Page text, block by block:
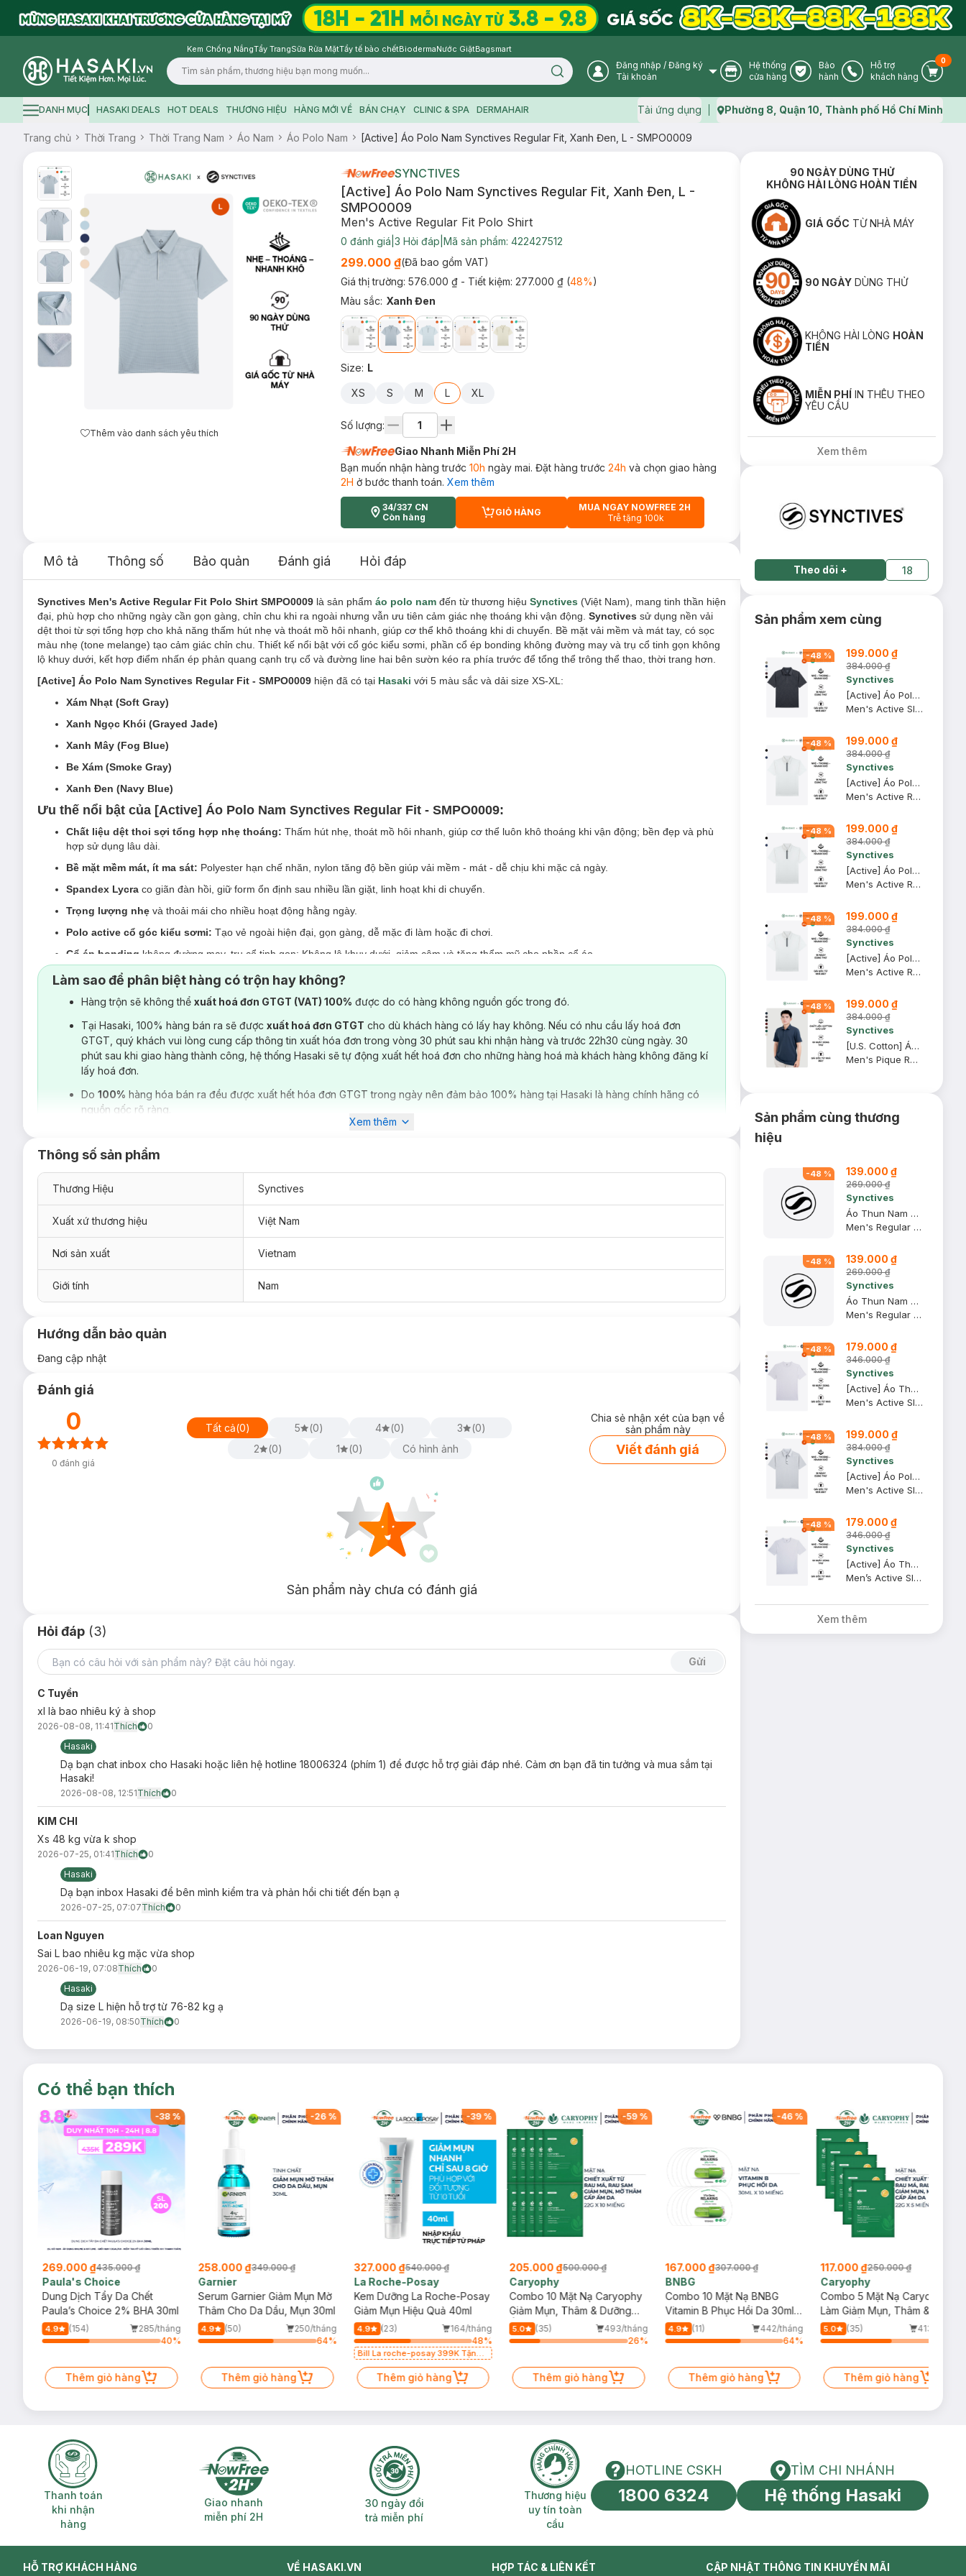
Kem Chống NắngTẩy TrangSữa Rửa MặtTẩy tế bào chếtBiodermaNước GiặtBagsmart
Logo
Search icon User Icon
Đăng nhập / Đăng ký
Tài khoản
Store Icon
Hệ thống
cửa hàng
Warranty Icon
Bảo
hành
Phone Icon
Hỗ trợ
khách hàng
Cart
0
Hamburger icon
DANH MỤC HASAKI DEALS HOT DEALS THƯƠNG HIỆU HÀNG MỚI VỀ BÁN CHẠY CLINIC & SPA DERMAHAIR Tải ứng dụng Map icon
Phường 8, Quận 10, Thành phố Hồ Chí Minh
Trang chủ Thời Trang Thời Trang Nam Áo Nam Áo Polo Nam [Active] Áo Polo Nam Synctives Regular Fit, Xanh Đen, L - SMPO0009
Thêm vào danh sách yêu thích
SYNCTIVES
[Active] Áo Polo Nam Synctives Regular Fit, Xanh Đen, L -
SMPO0009
Men's Active Regular Fit Polo Shirt
0 đánh giá 3 Hỏi đáp Mã sản phẩm: 422427512
299.000 ₫(Đã bao gồm VAT)
Giá thị trường: 576.000 ₫ - Tiết kiệm: 277.000 ₫(48%)
Màu sắc: Xanh Đen
Size: L
XS S M L XL
Số lượng:
Giao Nhanh Miễn Phí 2H
Bạn muốn nhận hàng trước 10h ngày mai. Đặt hàng trước 24h và chọn giao hàng
2H ở bước thanh toán. Xem thêm
34/337 CN
Còn hàng
CART PLUS ICON
GIỎ HÀNG
MUA NGAY NOWFREE 2H
Trễ tặng 100k
Mô tả Thông số Bảo quản Đánh giá Hỏi đáp
Synctives Men's Active Regular Fit Polo Shirt SMPO0009 là sản phẩm áo polo nam đến từ thương hiệu Synctives (Việt Nam), mang tinh thần hiện
đại, phù hợp cho những ngày cần gọn gàng, chỉn chu khi ra ngoài nhưng vẫn ưu tiên cảm giác nhẹ thoáng khi vận động. Synctives sử dụng nền vải
dệt thoi từ sợi tổng hợp cho khả năng thấm hút nhẹ và thoát mồ hôi nhanh, giúp cơ thể khô thoáng khi di chuyển. Bề mặt vải mềm và mát tay, có sọc
màu nhẹ (tone melange) tạo cảm giác chỉn chu. Thiết kế nổi bật với cổ góc kiểu sơmi, phần cổ ép bonding không đường may và trụ cổ tinh gọn không
lộ khuy dưới, kết hợp điểm nhấn ép phản quang cạnh trụ cổ và đường line hai bên sườn kéo ra phía trước để tổng thể trông thể thao, thời trang hơn.
[Active] Áo Polo Nam Synctives Regular Fit - SMPO0009 hiện đã có tại Hasaki với 5 màu sắc và dải size XS-XL:
Xám Nhạt (Soft Gray)
Xanh Ngọc Khói (Grayed Jade)
Xanh Mây (Fog Blue)
Be Xám (Smoke Gray)
Xanh Đen (Navy Blue)
Ưu thế nổi bật của [Active] Áo Polo Nam Synctives Regular Fit - SMPO0009:
Chất liệu dệt thoi sợi tổng hợp nhẹ thoáng: Thấm hút nhẹ, thoát mồ hôi nhanh, giúp cơ thể luôn khô thoáng khi vận động; bền đẹp và phù
hợp sử dụng lâu dài.
Bề mặt mềm mát, ít ma sát: Polyester hạn chế nhăn, nylon tăng độ bền giúp vải mềm - mát - dễ chịu khi mặc cả ngày.
Spandex Lycra co giãn đàn hồi, giữ form ổn định sau nhiều lần giặt, linh hoạt khi di chuyển.
Trọng lượng nhẹ và thoải mái cho nhiều hoạt động hằng ngày.
Polo active cổ góc kiểu sơmi: Tạo vẻ ngoài hiện đại, gọn gàng, dễ mặc đi làm hoặc đi chơi.
Cổ ép bonding không đường may, trụ cổ tinh gọn: Không lộ khuy dưới, giảm cộm và tăng thẩm mỹ cho phần cổ áo.
Điểm nhấn ép phản quang cạnh trụ cổ:Tăng tính thẩm mỹ và nhận diện hơn khi di chuyển trong điều kiện ánh sáng yếu.
Đường line hai bên sườn kéo ra phía trước:Tạo hiệu ứng thân áo gọn hơn, mang cảm giác sporty thời trang.
Làm sao để phân biệt hàng có trộn hay không?
Hàng trộn sẽ không thể xuất hoá đơn GTGT (VAT) 100% được do có hàng không nguồn gốc trong đó.
Tại Hasaki, 100% hàng bán ra sẽ được xuất hoá đơn GTGT cho dù khách hàng có lấy hay không. Nếu có nhu cầu lấy hoá đơn
GTGT, quý khách vui lòng cung cấp thông tin xuất hóa đơn trong vòng 30 phút sau khi nhận hàng và trước 22h30 cùng ngày. 30
phút sau khi giao hàng thành công, hệ thống Hasaki sẽ tự động xuất hết hoá đơn cho những hàng hoá mà khách hàng không đăng kí
lấy hoá đơn.
Do 100% hàng hóa bán ra đều được xuất hết hóa đơn GTGT trong ngày nên đảm bảo 100% hàng tại Hasaki là hàng chính hãng có
nguồn gốc rõ ràng.
Xem thêm
Thông số sản phẩm
Thương Hiệu Synctives
Xuất xứ thương hiệu Việt Nam
Nơi sản xuất Vietnam
Giới tính Nam
Hướng dẫn bảo quản
Đang cập nhật
Đánh giá
0
0 đánh giá
Tất cả(0) 5 (0) 4 (0) 3 (0)
2
(0) 1 (0) Có hình ảnh
Chia sẻ nhận xét của bạn về
sản phẩm này
Viết đánh giá
Sản phẩm này chưa có đánh giá
Hỏi đáp (3)
Gửi
C Tuyền
xl là bao nhiêu ký à shop
2026-08-08, 11:41Thích
0
Hasaki
Dạ bạn chat inbox cho Hasaki hoặc liên hệ hotline 18006324 (phím 1) để được hỗ trợ giải đáp nhé. Cảm ơn bạn đã tin tưởng và mua sắm tại
Hasaki!
2026-08-08, 12:51Thích 0
KIM CHI
Xs 48 kg vừa k shop
2026-07-25, 01:41Thích
0
Hasaki
Dạ bạn inbox Hasaki để bên mình kiểm tra và phản hồi chi tiết đến bạn ạ
2026-07-25, 07:07Thích 0
Loan Nguyen
Sai L bao nhiêu kg mặc vừa shop
2026-06-19, 07:08Thích
0
Hasaki
Dạ size L hiện hỗ trợ từ 76-82 kg ạ
2026-06-19, 08:50Thích 0
90 NGÀY DÙNG THỬ
KHÔNG HÀI LÒNG HOÀN TIỀN
GIÁ GỐC TỪ NHÀ MÁY
90 NGÀY DÙNG THỬ
KHÔNG HÀI LÒNG HOÀN
TIỀN
MIỄN PHÍ IN THÊU THEO
YÊU CẦU
Xem thêm
Theo dõi + 18
Sản phẩm xem cùng
-48 % 199.000 ₫
384.000 ₫
Synctives
[Active] Áo Polo Nam Synctives Slim Fit, Đen, XL - SMPO0013
Men's Active Slim Fit Polo Shirt
-48 % 199.000 ₫
384.000 ₫
Synctives
[Active] Áo Polo Nam Synctives Regular Fit, Trắng, XS - SMPO0020
Men's Active Regular Fit Polo Shirt
-48 % 199.000 ₫
384.000 ₫
Synctives
[Active] Áo Polo Nam Synctives Regular Fit, Trắng, S - SMPO0020
Men's Active Regular Fit Polo Shirt
-48 % 199.000 ₫
384.000 ₫
Synctives
[Active] Áo Polo Nam Synctives Regular Fit, Trắng, 2XL - SMPO0020
Men's Active Regular Fit Polo Shirt
-48 % 199.000 ₫
384.000 ₫
Synctives
[U.S. Cotton] Áo Polo Nam Synctives Regular Fit, Xanh Ðen, XL - CMPO0008
Men's Pique Regular Fit Classic Polo Shirt
Sản phẩm cùng thương
hiệu
-48 % 139.000 ₫
269.000 ₫
Synctives
Áo Thun Nam Regular Fit, Xanh Navy, 2XL - CMTS0028
Men's Regular Fit T-shirt
-48 % 139.000 ₫
269.000 ₫
Synctives
Áo Thun Nam Regular Fit, Xanh Khói, XS - CMTS0028
Men's Regular Fit T-shirt
-48 % 179.000 ₫
346.000 ₫
Synctives
[Active] Áo Thun Nam Synctives Slim Fit, Xám Army, M - SMTS0007
Men's Active Slim Fit T-shirt
-48 % 199.000 ₫
384.000 ₫
Synctives
[Active] Áo Polo Nam Synctives Slim Fit, Xám Army, S - SMPO0013
Men's Active Slim Fit Polo Shirt
-48 % 179.000 ₫
346.000 ₫
Synctives
[Active] Áo Thun Nam Synctives In Phản Quang Slim Fit, Xám Army, M - SMTS0005
Men’s Active Slim Fit Reflective Print T-Shirt
Xem thêm
Có thể bạn thích
-38%
269.000 ₫435.000 ₫
Paula's Choice
Dung Dịch Tẩy Da Chết
Paula’s Choice 2% BHA 30ml
4.9 (154)
285/tháng
40%
Thêm giỏ hàng
-26%
258.000 ₫349.000 ₫
Garnier
Serum Garnier Giảm Mụn Mờ
Thâm Cho Da Dầu, Mụn 30ml
4.9 (50)
250/tháng
64%
Thêm giỏ hàng
-39%
327.000 ₫540.000 ₫
La Roche-Posay
Kem Dưỡng La Roche-Posay
Giảm Mụn Hiệu Quả 40ml
4.9 (23)
164/tháng
48%
Bill La roche-posay 399K Tặng
50ml (SL có hạn)
Thêm giỏ hàng
-59%
205.000 ₫500.000 ₫
Caryophy
Combo 10 Mặt Nạ Caryophy
Giảm Mụn, Thâm & Dưỡng
Ẩm Da 22g
5.0 (35)
493/tháng
26%
Thêm giỏ hàng
-46%
167.000 ₫307.000 ₫
BNBG
Combo 10 Mặt Nạ BNBG
Vitamin B Phục Hồi Da 30ml
(Mới)
4.9 (11)
442/tháng
64%
Thêm giỏ hàng
117.000 ₫250.000 ₫
Caryophy
Combo 5 Mặt Nạ Caryophy
Làm Giảm Mụn, Thâm &
Dưỡng Ẩm Da 22g
5.0 (35)
413/tháng
Thêm giỏ hàng
Thanh toán khi nhận hàng
Thanh toán
khi nhận
hàng
Giao nhanh miễn phí 2H
Giao nhanh
miễn phí 2H
30 ngày đổi trả miễn phí
30 ngày đổi
trả miễn phí
Thương hiệu uy tín toàn cầu
Thương hiệu
uy tín toàn
cầu
HOTLINE CSKH
HOTLINE CSKH
1800 6324
Tìm chi nhánh
TÌM CHI NHÁNH
Hệ thống Hasaki
HỖ TRỢ KHÁCH HÀNG VỀ HASAKI.VN HỢP TÁC & LIÊN KẾT CẬP NHẬT THÔNG TIN KHUYẾN MÃI